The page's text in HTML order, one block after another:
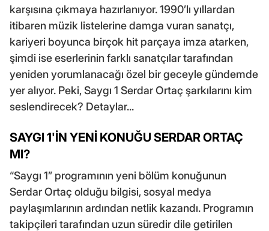
karşısına çıkmaya hazırlanıyor. 1990’lı yıllardan
itibaren müzik listelerine damga vuran sanatçı,
kariyeri boyunca birçok hit parçaya imza atarken,
şimdi ise eserlerinin farklı sanatçılar tarafından
yeniden yorumlanacağı özel bir geceyle gündemde
yer alıyor. Peki, Saygı 1 Serdar Ortaç şarkılarını kim
seslendirecek? Detaylar...
SAYGI 1'İN YENİ KONUĞU SERDAR ORTAÇ
MI?
“Saygı 1” programının yeni bölüm konuğunun
Serdar Ortaç olduğu bilgisi, sosyal medya
paylaşımlarının ardından netlik kazandı. Programın
takipçileri tarafından uzun süredir dile getirilen